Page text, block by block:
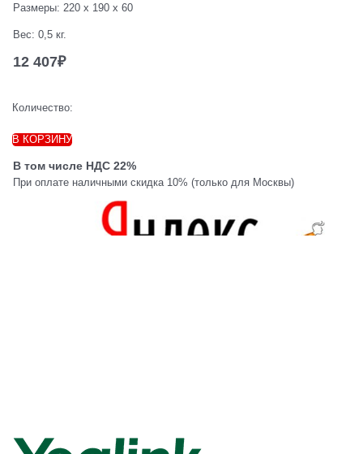
Размеры: 220 x 190 x 60
Вес: 0,5 кг.
12 407₽
Количество:
В КОРЗИНУ
В том числе НДС 22%
При оплате наличными скидка 10% (только для Москвы)